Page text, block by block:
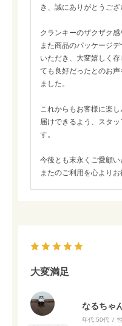
き、誠にありがとうござ
クランキーのザクザク感
また商品のパッケージ
いただき、大変嬉しく
ても良好だったとのお
ました。
これからもお客様に楽
届けできるよう、スタ
す。
今後とも末永くご愛顧い
またのご利用を心よりお
大変満足
なるちゃ
年代:50代